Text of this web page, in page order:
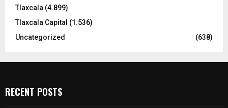
Tlaxcala (4.899)
Tlaxcala Capital (1.536)
Uncategorized
(638)
RECENT POSTS